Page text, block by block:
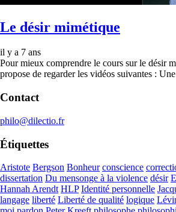
Le désir mimétique
il y a 7 ans
Pour mieux comprendre le cours sur le désir
propose de regarder les vidéos suivantes :
Contact
philo@dilectio.fr
Étiquettes
Aristote Bergson Bonheur conscience
dissertation Du mensonge à la violence désir
Hannah Arendt HLP Identité personnelle
langage liberté Liberté de qualité logique